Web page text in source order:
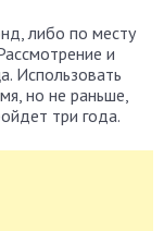
либо по месту
и
Использовать
но не раньше,
три года.